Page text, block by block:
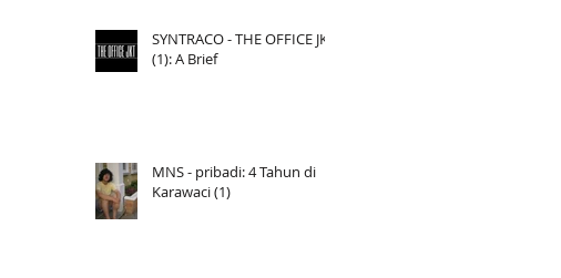
SYNTRACO - THE OFFICE JKT
(1): A Brief
MNS - pribadi: 4 Tahun di
Karawaci (1)